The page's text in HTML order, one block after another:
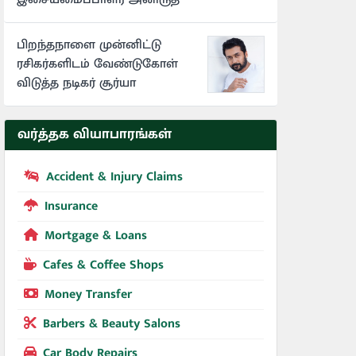
பிறந்தநாளை முன்னிட்டு
ரசிகர்களிடம் வேண்டுகோள்
விடுத்த நடிகர் சூர்யா
வர்த்தக வியாபாரங்கள்
Accident & Injury Claims
Insurance
Mortgage & Loans
Cafes & Coffee Shops
Money Transfer
Barbers & Beauty Salons